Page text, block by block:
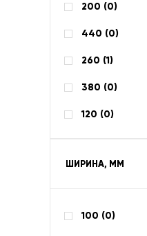
200 (0)
440 (0)
260 (1)
380 (0)
120 (0)
ШИРИНА, ММ
100 (0)